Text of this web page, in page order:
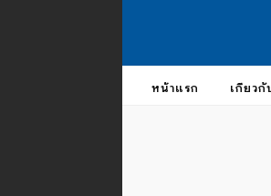
หน้าแรก เกี่ยวกั